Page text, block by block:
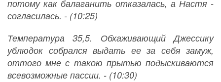
потому как балаганить отказалась, а Настя -
согласилась. - (10:25)
Температура 35,5. Обхаживающий Джессику
ублюдок собрался выдать ее за себя замуж,
оттого мне с такою прытью подыскиваются
всевозможные пассии. - (10:30)